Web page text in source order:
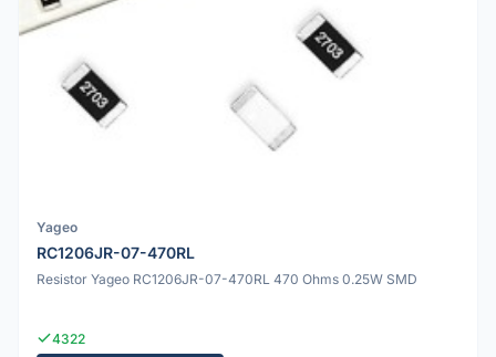
Yageo
RC1206JR-07-470RL
Resistor Yageo RC1206JR-07-470RL 470 Ohms 0.25W SMD
4322